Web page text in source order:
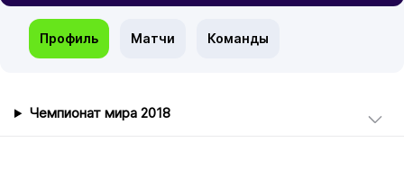
Профиль Матчи Команды
Чемпионат мира 2018